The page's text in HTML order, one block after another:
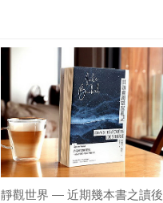
靜觀世界 — 近期幾本書之讀後